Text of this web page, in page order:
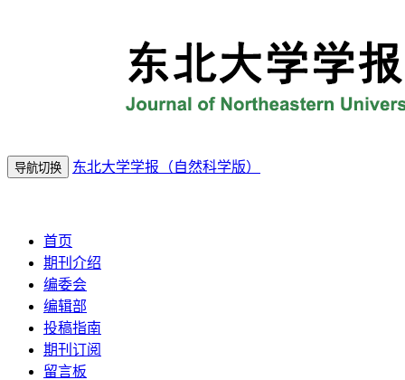
导航切换 东北大学学报（自然科学版）
首页
期刊介绍
编委会
编辑部
投稿指南
期刊订阅
留言板